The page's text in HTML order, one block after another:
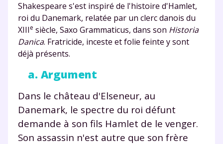
Shakespeare s'est inspiré de l'histoire d'Hamlet,
roi du Danemark, relatée par un clerc danois du
XIIIe siècle, Saxo Grammaticus, dans son Historia
Danica. Fratricide, inceste et folie feinte y sont
déjà présents.
a. Argument
Dans le château d'Elseneur, au
Danemark, le spectre du roi défunt
demande à son fils Hamlet de le venger.
Son assassin n'est autre que son frère